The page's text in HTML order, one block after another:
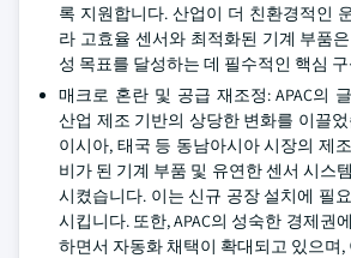
록 지원합니다. 산업이 더 친환경적인
라 고효율 센서와 최적화된 기계 부품
성 목표를 달성하는 데 필수적인 핵심
매크로 혼란 및 공급 재조정: APAC의
산업 제조 기반의 상당한 변화를 이끌
이시아, 태국 등 동남아시아 시장의 제
비가 된 기계 부품 및 유연한 센서 시스
시켰습니다. 이는 신규 공장 설치에 필
시킵니다. 또한, APAC의 성숙한 경제권
하면서 자동화 채택이 확대되고 있으며,